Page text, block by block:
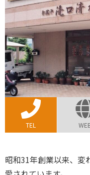
TEL
昭和31年創業以来、変